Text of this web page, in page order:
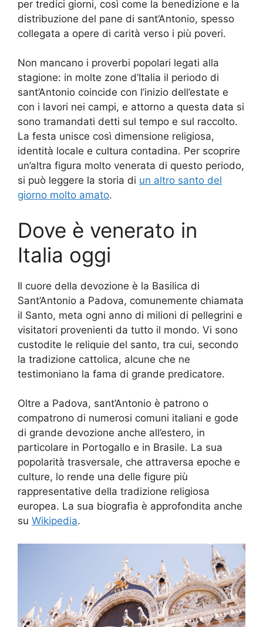
per tredici giorni, così come la benedizione e la
distribuzione del pane di sant’Antonio, spesso
collegata a opere di carità verso i più poveri.
Non mancano i proverbi popolari legati alla
stagione: in molte zone d’Italia il periodo di
sant’Antonio coincide con l’inizio dell’estate e
con i lavori nei campi, e attorno a questa data si
sono tramandati detti sul tempo e sul raccolto.
La festa unisce così dimensione religiosa,
identità locale e cultura contadina. Per scoprire
un’altra figura molto venerata di questo periodo,
si può leggere la storia di un altro santo del
giorno molto amato.
Dove è venerato in
Italia oggi
Il cuore della devozione è la Basilica di
Sant’Antonio a Padova, comunemente chiamata
il Santo, meta ogni anno di milioni di pellegrini e
visitatori provenienti da tutto il mondo. Vi sono
custodite le reliquie del santo, tra cui, secondo
la tradizione cattolica, alcune che ne
testimoniano la fama di grande predicatore.
Oltre a Padova, sant’Antonio è patrono o
compatrono di numerosi comuni italiani e gode
di grande devozione anche all’estero, in
particolare in Portogallo e in Brasile. La sua
popolarità trasversale, che attraversa epoche e
culture, lo rende una delle figure più
rappresentative della tradizione religiosa
europea. La sua biografia è approfondita anche
su Wikipedia.